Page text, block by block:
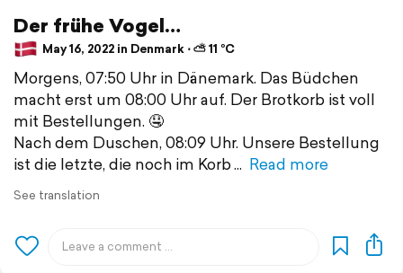
Der frühe Vogel…
May 16, 2022 in Denmark ⋅ ⛅ 11 °C
Morgens, 07:50 Uhr in Dänemark. Das Büdchen
macht erst um 08:00 Uhr auf. Der Brotkorb ist voll
mit Bestellungen. 🤤
Nach dem Duschen, 08:09 Uhr. Unsere Bestellung
ist die letzte, die noch im Korb
Read more
See translation